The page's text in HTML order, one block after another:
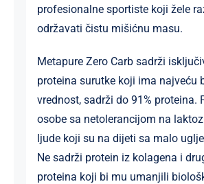
profesionalne sportiste koji žele
održavati čistu mišićnu masu.
Metapure Zero Carb sadrži
proteina surutke koji ima najveću
vrednost, sadrži do 91% proteina.
osobe sa netolerancijom na
ljude koji su na dijeti sa malo
Ne sadrži protein iz kolagena i
proteina koji bi mu umanjili